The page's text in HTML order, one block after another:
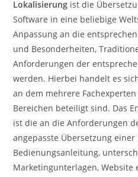
Lokalisierung ist die
Software in eine beliebige
Anpassung an die
und Besonderheiten,
Anforderungen der
werden. Hierbei handelt es
an dem mehrere
Bereichen beteiligt sind. Das
ist die an die Anforderungen
angepasste Übersetzung einer
Bedienungsanleitung,
Marketingunterlagen, Website